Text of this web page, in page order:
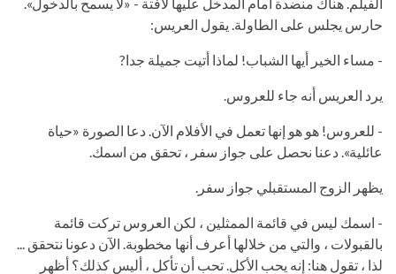
حارس يجلس على الطاولة. يقول العريس:
- مساء الخير أيها الشباب! لماذا أتيت جميلة جدا?
يرد العريس أنه جاء للعروس.
- للعروس! هو هو إنها تعمل في الأفلام الآن. دعا الصورة «حياة
عائلية». دعنا نحصل على جواز سفر ، تحقق من اسمك.
يظهر الزوج المستقبلي جواز سفر.
- اسمك ليس في قائمة الممثلين ، لكن العروس تركت قائمة
بالقبولات ، والتي من خلالها أعرف أنها مخطوبة. الآن دعونا نتحقق ...
لذا ، تقول هنا: إنه يحب الأكل. تحب أن تأكل ، أليس كذلك؟ أظهر